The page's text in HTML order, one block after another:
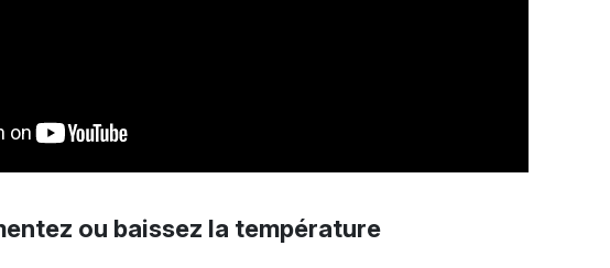
ou baissez la température